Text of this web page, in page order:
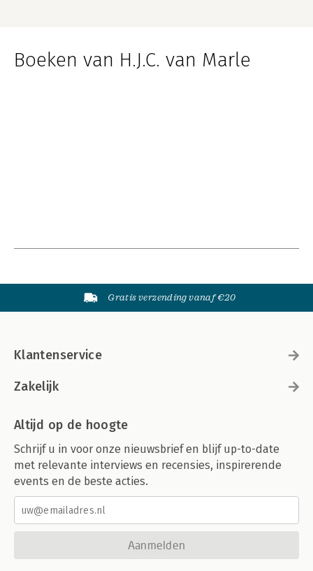
Boeken van H.J.C. van Marle
Gratis verzending vanaf €20
Klantenservice
Zakelijk
Altijd op de hoogte
Schrijf u in voor onze nieuwsbrief en blijf up-to-date
met relevante interviews en recensies, inspirerende
events en de beste acties.
Aanmelden